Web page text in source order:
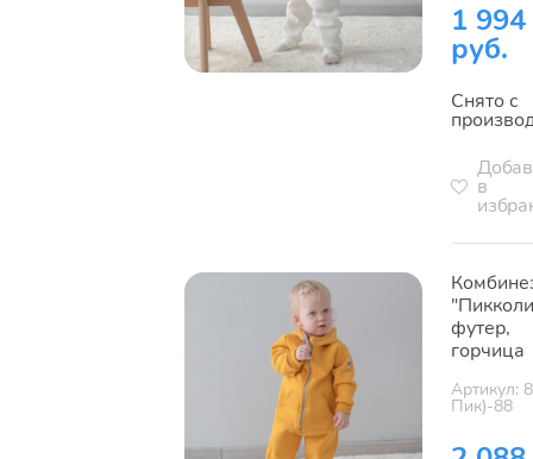
1 994
руб.
Снято с
в
футер,
горчица
Артикул:
Пик)-88